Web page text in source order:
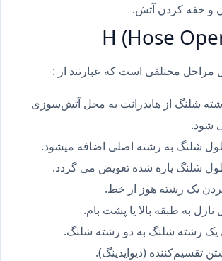
و خفه کردن آتش.
شلنگ از هایدرانت به محل آتش‌سوزی
شود.
شلنگ به رشته اصلی اضافه میشود.
شلنگ پاره شده تعویض می گردد.
یک رشته هوز از خط.
نازل به طبقه بالا یا پشت بام.
رشته شلنگ به دو رشته شلنگ.
تقسیم‌کننده (دیوایدینگ).